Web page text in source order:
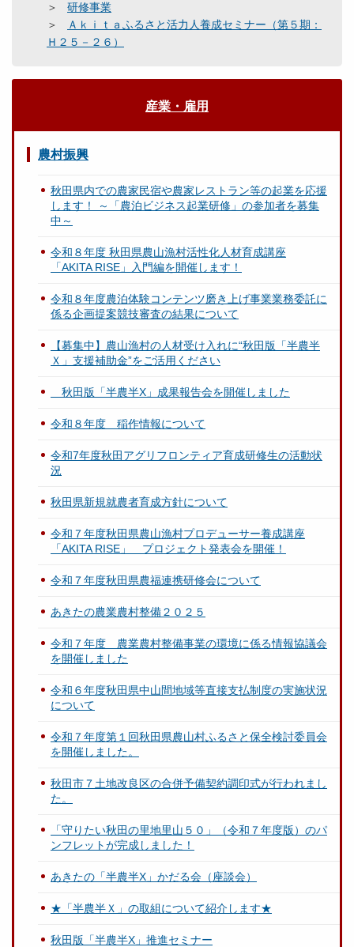
研修事業
Ａｋｉｔａふるさと活力人養成セミナー（第５期：
Ｈ２５－２６）
産業・雇用
農村振興
秋田県内での農家民宿や農家レストラン等の起業を応援
します！ ～「農泊ビジネス起業研修」の参加者を募集
中～
令和８年度 秋田県農山漁村活性化人材育成講座
「AKITA RISE」入門編を開催します！
令和８年度農泊体験コンテンツ磨き上げ事業業務委託に
係る企画提案競技審査の結果について
【募集中】農山漁村の人材受け入れに“秋田版「半農半
Ｘ」支援補助金”をご活用ください
秋田版「半農半X」成果報告会を開催しました
令和８年度 稲作情報について
令和7年度秋田アグリフロンティア育成研修生の活動状
況
秋田県新規就農者育成方針について
令和７年度秋田県農山漁村プロデューサー養成講座
「AKITA RISE」 プロジェクト発表会を開催！
令和７年度秋田県農福連携研修会について
あきたの農業農村整備２０２５
令和７年度 農業農村整備事業の環境に係る情報協議会
を開催しました
令和６年度秋田県中山間地域等直接支払制度の実施状況
について
令和７年度第１回秋田県農山村ふるさと保全検討委員会
を開催しました。
秋田市７土地改良区の合併予備契約調印式が行われまし
た。
「守りたい秋田の里地里山５０」（令和７年度版）のパ
ンフレットが完成しました！
あきたの「半農半X」かだる会（座談会）
★「半農半Ｘ」の取組について紹介します★
秋田版「半農半X」推進セミナー